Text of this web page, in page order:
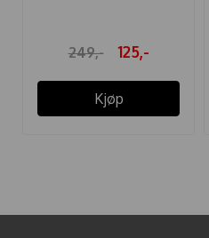
249,- 125,-
Kjøp